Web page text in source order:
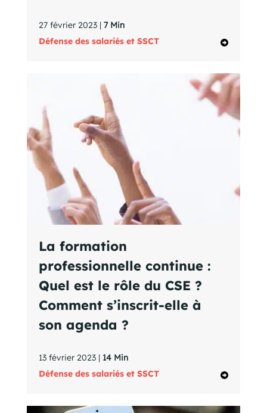
27 février 2023 | 7 Min
Défense des salariés et SSCT
La formation
professionnelle continue :
Quel est le rôle du CSE ?
Comment s’inscrit-elle à
son agenda ?
13 février 2023 | 14 Min
Défense des salariés et SSCT